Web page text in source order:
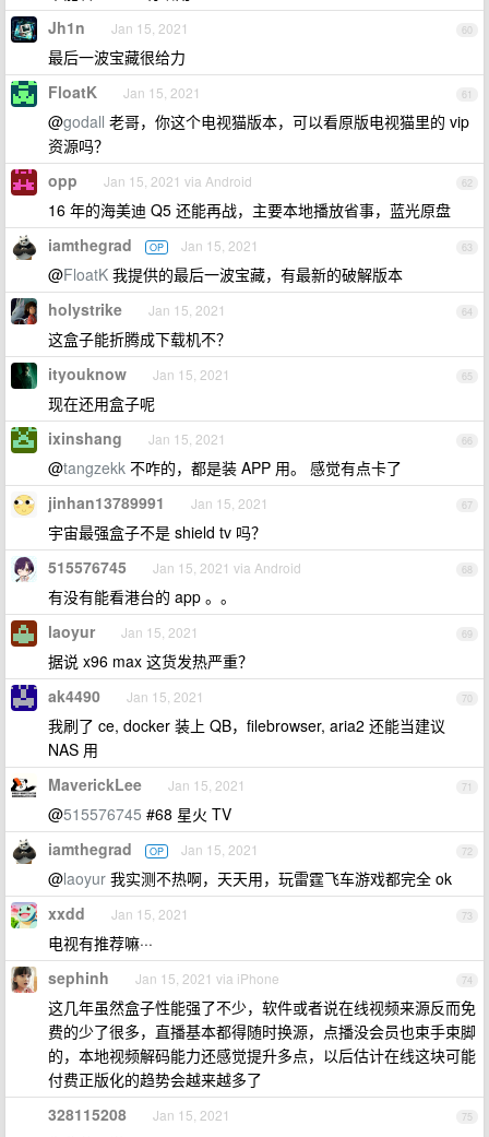
60
Jh1n Jan 15, 2021
最后一波宝藏很给力
61
FloatK Jan 15, 2021
@godall 老哥，你这个电视猫版本，可以看原版电视猫里的 vip
资源吗？
62
opp Jan 15, 2021 via Android
16 年的海美迪 Q5 还能再战，主要本地播放省事，蓝光原盘
63
iamthegrad OP Jan 15, 2021
@FloatK 我提供的最后一波宝藏，有最新的破解版本
64
holystrike Jan 15, 2021
这盒子能折腾成下载机不？
65
ityouknow Jan 15, 2021
现在还用盒子呢
66
ixinshang Jan 15, 2021
@tangzekk 不咋的，都是装 APP 用。 感觉有点卡了
67
jinhan13789991 Jan 15, 2021
宇宙最强盒子不是 shield tv 吗？
68
515576745 Jan 15, 2021 via Android
有没有能看港台的 app 。。
69
laoyur Jan 15, 2021
据说 x96 max 这货发热严重？
70
ak4490 Jan 15, 2021
我刷了 ce, docker 装上 QB，filebrowser, aria2 还能当建议
NAS 用
71
MaverickLee Jan 15, 2021
@515576745 #68 星火 TV
72
iamthegrad OP Jan 15, 2021
@laoyur 我实测不热啊，天天用，玩雷霆飞车游戏都完全 ok
73
xxdd Jan 15, 2021
电视有推荐嘛···
74
sephinh Jan 15, 2021 via iPhone
这几年虽然盒子性能强了不少，软件或者说在线视频来源反而免
费的少了很多，直播基本都得随时换源，点播没会员也束手束脚
的，本地视频解码能力还感觉提升多点，以后估计在线这块可能
付费正版化的趋势会越来越多了
75
328115208 Jan 15, 2021